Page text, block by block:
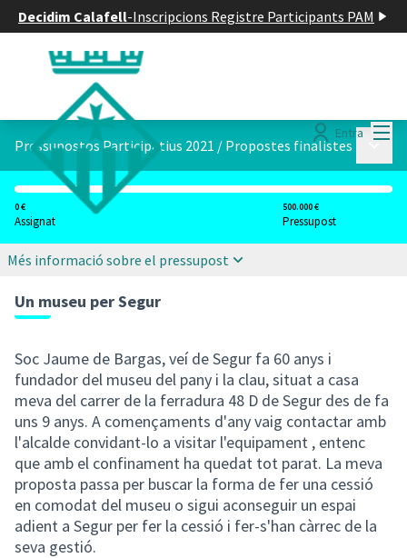
Decidim Calafell-Inscripcions Registre Participants PAM
Entra
Pressupostos Participatius 2021 / Propostes finalistes
0 €
Assignat
500.000 €
Pressupost
Més informació sobre el pressupost
Un museu per Segur
Soc Jaume de Bargas, veí de Segur fa 60 anys i
fundador del museu del pany i la clau, situat a casa
meva del carrer de la ferradura 48 D de Segur des de fa
uns 9 anys. A començaments d'any vaig contactar amb
l'alcalde convidant-lo a visitar l'equipament , entenc
que amb el confinament ha quedat tot parat. La meva
proposta passa per buscar la forma de fer una cessió
en comodat del museu o sigui aconseguir un espai
adient a Segur per fer la cessió i fer-s'han càrrec de la
seva gestió.